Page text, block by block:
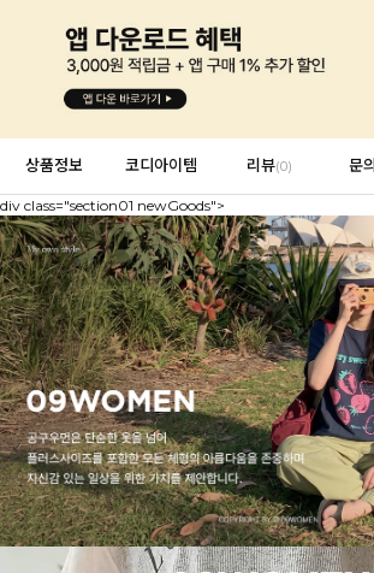
상품정보 코디아이템 리뷰(0) 문의
div class="section01 newGoods">